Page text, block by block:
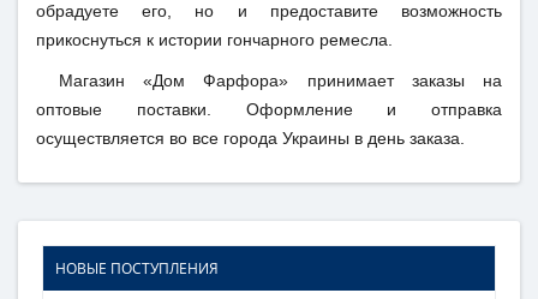
обрадуете его, но и предоставите возможность
прикоснуться к истории гончарного ремесла.
Магазин «Дом Фарфора» принимает заказы на
оптовые поставки. Оформление и отправка
осуществляется во все города Украины в день заказа.
НОВЫЕ ПОСТУПЛЕНИЯ